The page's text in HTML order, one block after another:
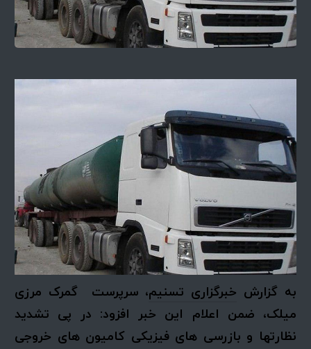
به گزارش خبرگزاری تسنیم، سرپرست گمرک مرزی
میلک، ضمن اعلام این خبر افزود: در پی تشدید
نظارتها و بازرسی های فیزیکی کامیون های خروجی